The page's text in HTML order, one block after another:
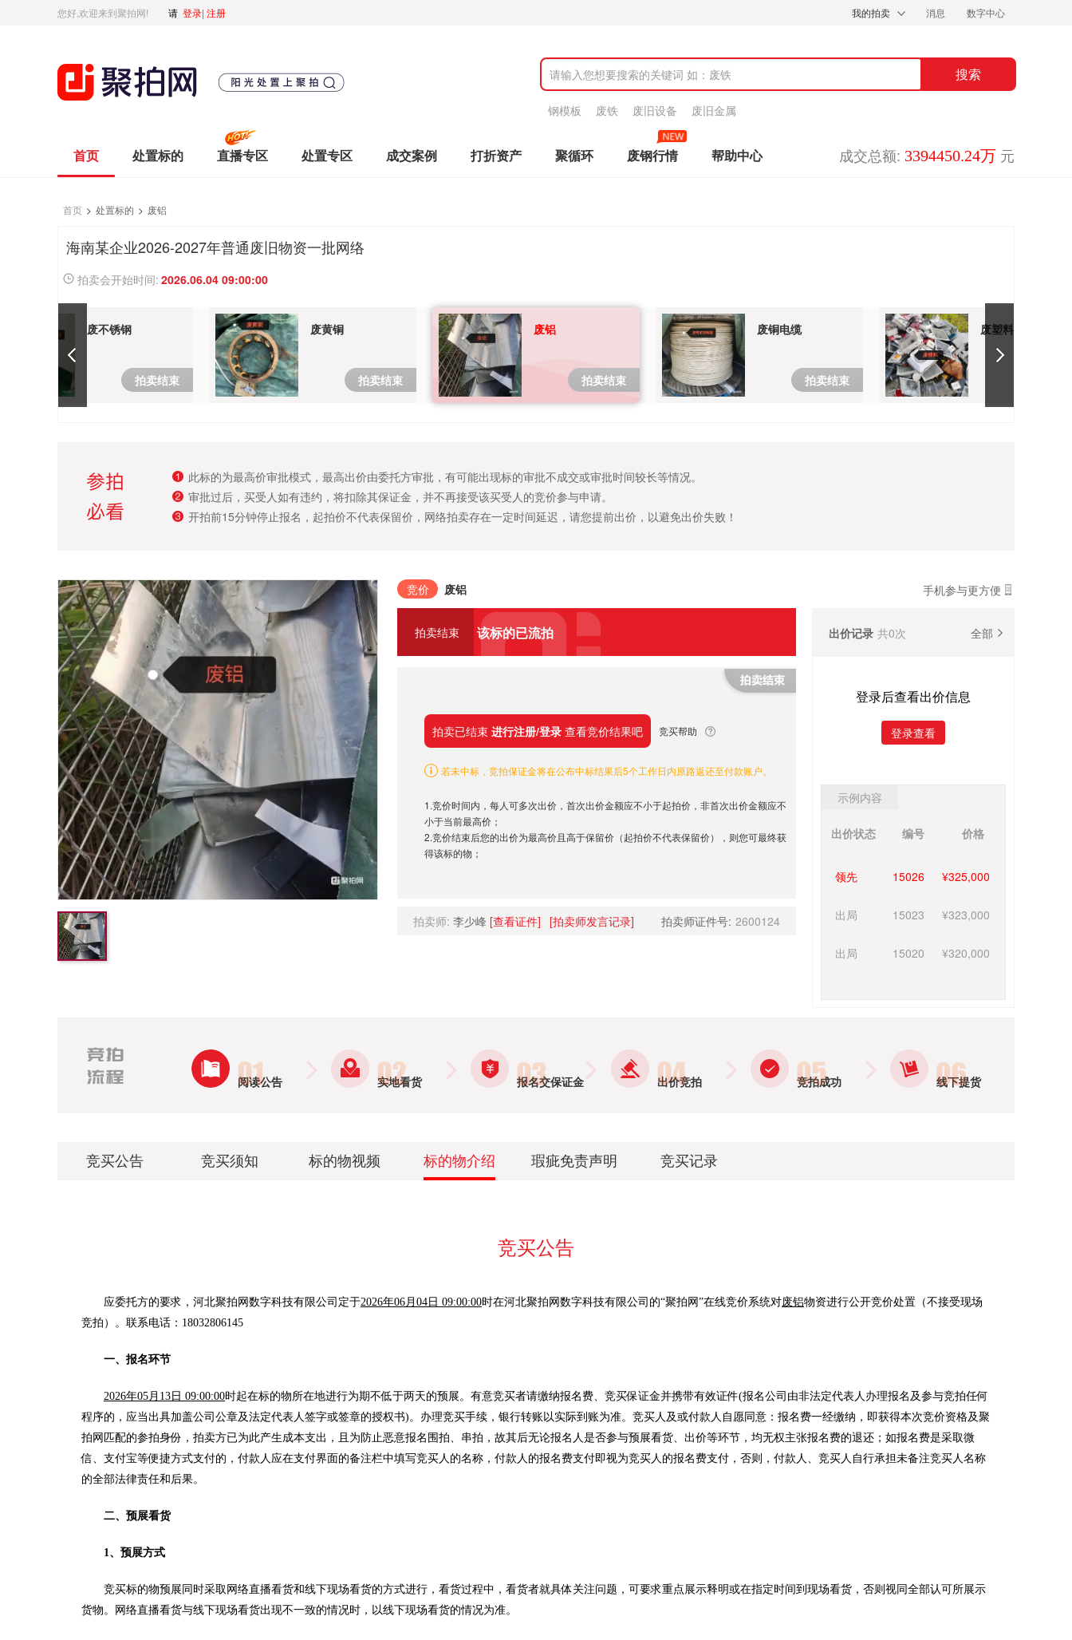
您好,欢迎来到聚拍网! 请 登录| 注册 我的拍卖 消息 数字中心
首页 处置标的 直播专区 处置专区 成交案例 打折资产 聚循环 废钢行情 帮助中心
钢模板 废铁 废旧设备 废旧金属
成交总额: 3394450.24万 元
首页 > 处置标的 > 废铝
海南某企业2026-2027年普通废旧物资一批网络
拍卖会开始时间: 2026.06.04 09:00:00
废不锈钢
拍卖结束
废黄铜
拍卖结束
废铝
拍卖结束
废铜电缆
拍卖结束
废塑料
此标的为最高价审批模式，最高出价由委托方审批，有可能出现标的审批不成交或审批时间较长等情况。
审批过后，买受人如有违约，将扣除其保证金，并不再接受该买受人的竞价参与申请。
开拍前15分钟停止报名，起拍价不代表保留价，网络拍卖存在一定时间延迟，请您提前出价，以避免出价失败！
竞价 废铝 手机参与更方便
拍卖结束 该标的已流拍
拍卖已结束 进行注册/登录 查看竞价结果吧 竞买帮助
若未中标，竞拍保证金将在公布中标结果后5个工作日内原路返还至付款账户。
1.竞价时间内，每人可多次出价，首次出价金额应不小于起拍价，非首次出价金额应不
小于当前最高价；
2.竞价结束后您的出价为最高价且高于保留价（起拍价不代表保留价），则您可最终获
得该标的物；
拍卖师: 李少峰 [查看证件] [拍卖师发言记录] 2600124
拍卖师证件号:
出价记录 共0次 全部
登录后查看出价信息
登录查看
示例内容
出价状态 编号 价格
领先 15026 ¥325,000
出局 15023 ¥323,000
出局 15020 ¥320,000
阅读公告 实地看货 报名交保证金 出价竞拍 竞拍成功 线下提货
竞买公告 竞买须知 标的物视频 标的物介绍 瑕疵免责声明 竞买记录
竞买公告
应委托方的要求，河北聚拍网数字科技有限公司定于2026年06月04日 09:00:00时在河北聚拍网数字科技有限公司的“聚拍网”在线竞价系统对废铝物资进行公开竞价处置（不接受现场
竞拍）。联系电话：18032806145
一、报名环节
2026年05月13日 09:00:00时起在标的物所在地进行为期不低于两天的预展。有意竞买者请缴纳报名费、竞买保证金并携带有效证件(报名公司由非法定代表人办理报名及参与竞拍任何
程序的，应当出具加盖公司公章及法定代表人签字或签章的授权书)。办理竞买手续，银行转账以实际到账为准。竞买人及或付款人自愿同意：报名费一经缴纳，即获得本次竞价资格及聚
拍网匹配的参拍身份，拍卖方已为此产生成本支出，且为防止恶意报名围拍、串拍，故其后无论报名人是否参与预展看货、出价等环节，均无权主张报名费的退还；如报名费是采取微
信、支付宝等便捷方式支付的，付款人应在支付界面的备注栏中填写竞买人的名称，付款人的报名费支付即视为竞买人的报名费支付，否则，付款人、竞买人自行承担未备注竞买人名称
的全部法律责任和后果。
二、预展看货
1、预展方式
竞买标的物预展同时采取网络直播看货和线下现场看货的方式进行，看货过程中，看货者就具体关注问题，可要求重点展示释明或在指定时间到现场看货，否则视同全部认可所展示
货物。网络直播看货与线下现场看货出现不一致的情况时，以线下现场看货的情况为准。